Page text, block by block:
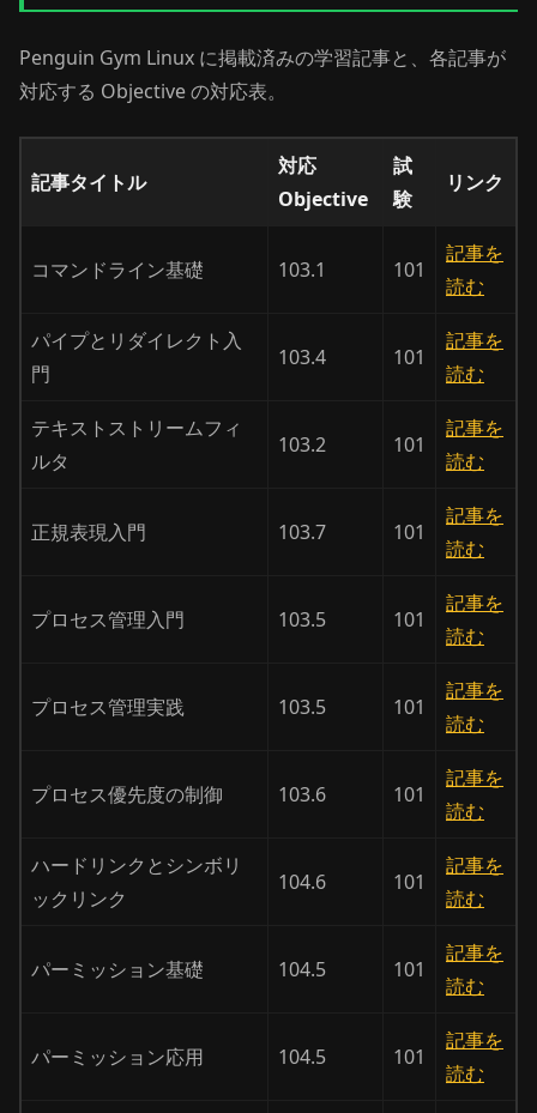
Penguin Gym Linux に掲載済みの学習記事と、各記事が
対応する Objective の対応表。
記事タイトル
対応
Objective
試
験
リンク
コマンドライン基礎 103.1 101
記事を
読む
パイプとリダイレクト入
門
103.4 101
記事を
読む
テキストストリームフィ
ルタ
103.2 101
記事を
読む
正規表現入門 103.7 101
記事を
読む
プロセス管理入門 103.5 101
記事を
読む
プロセス管理実践 103.5 101
記事を
読む
プロセス優先度の制御 103.6 101
記事を
読む
ハードリンクとシンボリ
ックリンク
104.6 101
記事を
読む
パーミッション基礎 104.5 101
記事を
読む
パーミッション応用 104.5 101
記事を
読む